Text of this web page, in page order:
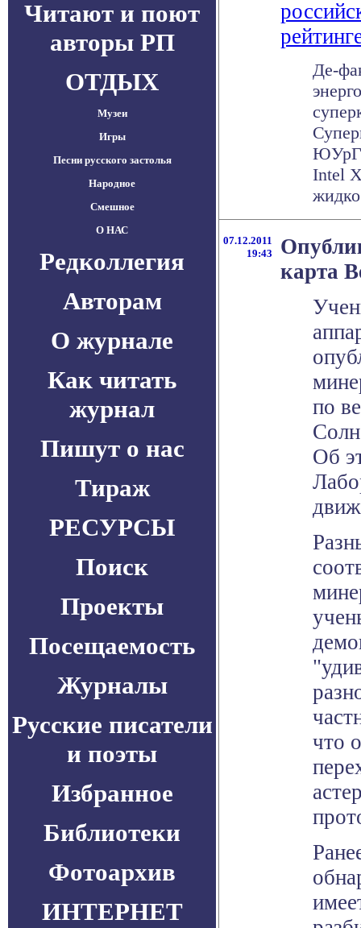
Читают и поют
авторы РП
ОТДЫХ
Музеи
Игры
Песни русского застолья
Народное
Смешное
О НАС
Редколлегия
Авторам
О журнале
Как читать
журнал
Пишут о нас
Тираж
РЕСУРСЫ
Поиск
Проекты
Посещаемость
Журналы
Русские писатели
и поэты
Избранное
Библиотеки
Фотоархив
ИНТЕРНЕТ
Де-
Intel
07.12.2011
19:43
карта
по
Об
что